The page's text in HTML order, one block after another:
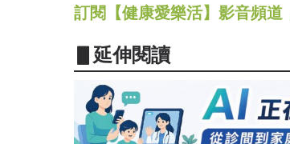
訂閱【健康愛樂活】影音頻道
▋延伸閱讀